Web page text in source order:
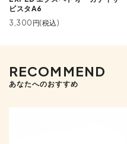
ビスタA6
3,300円(税込)
RECOMMEND
あなたへのおすすめ